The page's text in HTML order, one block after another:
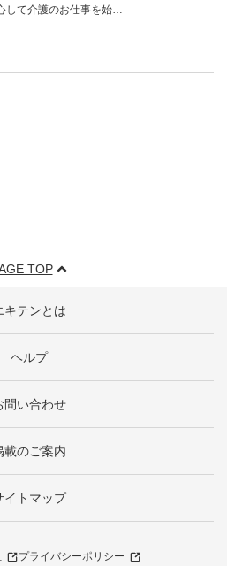
して介護のお仕事を始…
TOP
キテンとは
ヘルプ
問い合わせ
載のご案内
イトマップ
プライバシーポリシー